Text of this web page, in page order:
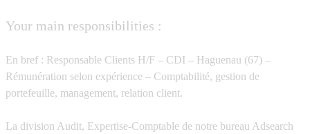
Your main responsibilities :
En bref : Responsable Clients H/F – CDI – Haguenau (67) –
Rémunération selon expérience – Comptabilité, gestion de
portefeuille, management, relation client.
La division Audit, Expertise-Comptable de notre bureau Adsearch